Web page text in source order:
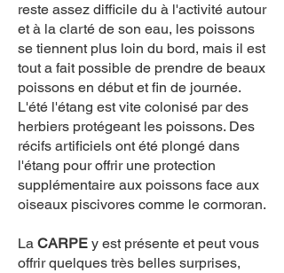
reste assez difficile du à l'activité autour
et à la clarté de son eau, les poissons
se tiennent plus loin du bord, mais il est
tout a fait possible de prendre de beaux
poissons en début et fin de journée.
L'été l'étang est vite colonisé par des
herbiers protégeant les poissons. Des
récifs artificiels ont été plongé dans
l'étang pour offrir une protection
supplémentaire aux poissons face aux
oiseaux piscivores comme le cormoran.
La CARPE y est présente et peut vous
offrir quelques très belles surprises,